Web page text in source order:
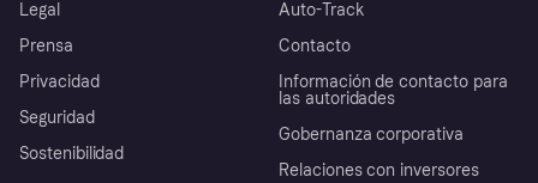
Legal
Prensa
Privacidad
Seguridad
Sostenibilidad
Auto-Track
Contacto
Información de contacto para
las autoridades
Gobernanza corporativa
Relaciones con inversores